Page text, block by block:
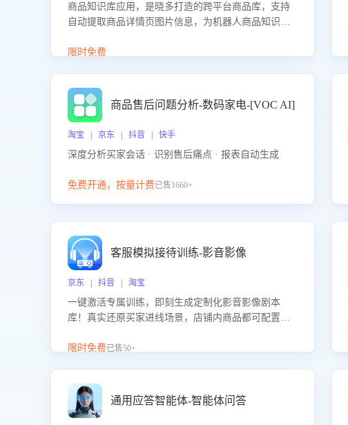
商品知识库应用，是晓多打造的跨平台商品库，支持
自动提取商品详情页图片信息，为机器人商品知识问
商品知识。
限时免费
商品售后问题分析-数码家电-[VOC AI]
淘宝 | 京东 | 抖音 | 快手
深度分析买家会话 · 识别售后痛点 · 报表自动生成
免费开通，按量计费已售1660+
客服模拟接待训练-影音影像
京东 | 抖音 | 淘宝
一键激活专属训练，即刻生成定制化影音影像剧本
库！真实还原买家进线场景，店铺内商品都可配置到
升客服售前转化率。点击 “立即开通”，快速获取影音
限时免费已售50+
通用应答智能体-智能体问答